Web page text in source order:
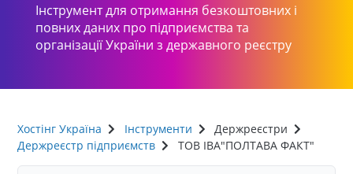
Інструмент для отримання безкоштовних і
повних даних про підприємства та
організації України з державного реєстру
Хостінг Україна Інструменти
Держреєстри
Держреєстр підприємств
ТОВ ІВА"ПОЛТАВА ФАКТ"